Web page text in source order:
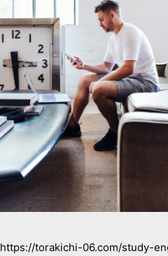
https://torakichi-06.com/study-